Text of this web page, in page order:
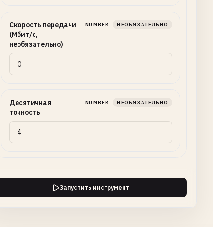
Скорость передачи
(Мбит/с,
необязательно)
NUMBER НЕОБЯЗАТЕЛЬНО
Десятичная
точность
NUMBER НЕОБЯЗАТЕЛЬНО
Запустить инструмент